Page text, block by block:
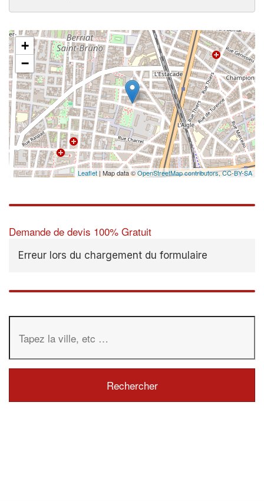
+
−
Leaflet | Map data ©OpenStreetMap contributors,CC-BY-SA
Demande de devis 100% Gratuit
Erreur lors du chargement du formulaire